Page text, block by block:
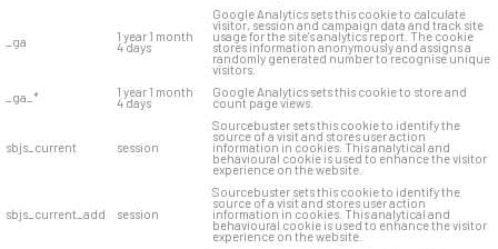
_ga 1 year 1 month
4 days
Google Analytics sets this cookie to calculate
visitor, session and campaign data and track site
usage for the site's analytics report. The cookie
stores information anonymously and assigns a
randomly generated number to recognise unique
visitors.
_ga_*
1 year 1 month
4 days
Google Analytics sets this cookie to store and
count page views.
sbjs_current session
Sourcebuster sets this cookie to identify the
source of a visit and stores user action
information in cookies. This analytical and
behavioural cookie is used to enhance the visitor
experience on the website.
sbjs_current_add session
Sourcebuster sets this cookie to identify the
source of a visit and stores user action
information in cookies. This analytical and
behavioural cookie is used to enhance the visitor
experience on the website.